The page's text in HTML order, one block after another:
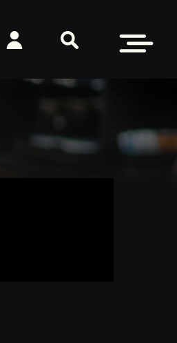
Kirjaudu Etsi sivustoltaAvaa valikko